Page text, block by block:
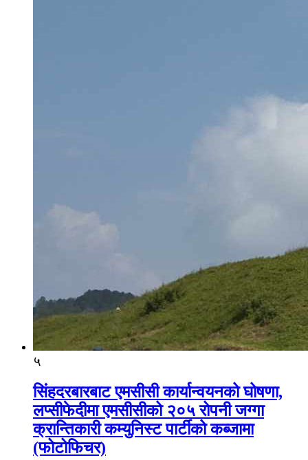
५
सिंहदरबारबाट एमसीसी कार्यान्वयनको घोषणा,
लप्सीफेदीमा एमसीसीको २०५ रोपनी जग्गा
क्रान्तिकारी कम्युनिस्ट पार्टीको कब्जामा
(फोटोफिचर)